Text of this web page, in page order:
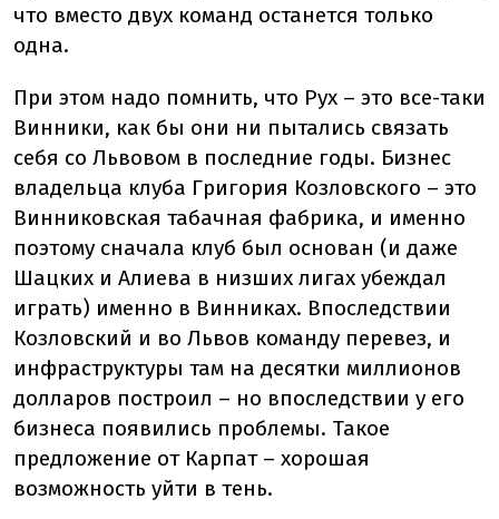
что вместо двух команд останется только
одна.
При этом надо помнить, что Рух – это все-таки
Винники, как бы они ни пытались связать
себя со Львовом в последние годы. Бизнес
владельца клуба Григория Козловского – это
Винниковская табачная фабрика, и именно
поэтому сначала клуб был основан (и даже
Шацких и Алиева в низших лигах убеждал
играть) именно в Винниках. Впоследствии
Козловский и во Львов команду перевез, и
инфраструктуры там на десятки миллионов
долларов построил – но впоследствии у его
бизнеса появились проблемы. Такое
предложение от Карпат – хорошая
возможность уйти в тень.